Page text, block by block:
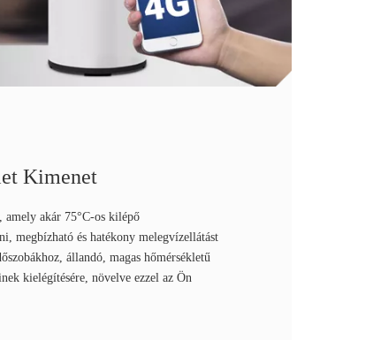
Kimenet
amely akár 75°C-os kilépő
megbízható és hatékony melegvízellátást
állandó, magas hőmérsékletű
kielégítésére, növelve ezzel az Ön